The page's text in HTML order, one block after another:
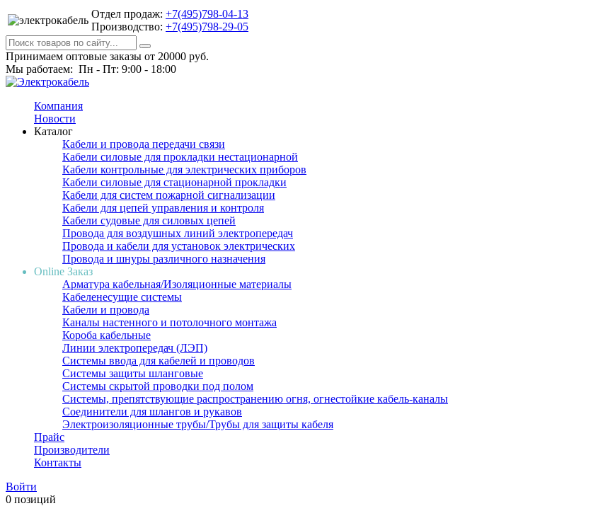
Отдел продаж: +7(495)798-04-13
Производство: +7(495)798-29-05
Принимаем оптовые заказы от 20000 руб.
Мы работаем: Пн - Пт: 9:00 - 18:00
Компания
Новости
Каталог
Кабели и провода передачи связи
Кабели силовые для прокладки нестационарной
Кабели контрольные для электрических приборов
Кабели силовые для стационарной прокладки
Кабели для систем пожарной сигнализации
Кабели для цепей управления и контроля
Кабели судовые для силовых цепей
Провода для воздушных линий электропередач
Провода и кабели для установок электрических
Провода и шнуры различного назначения
Online Заказ
Арматура кабельная/Изоляционные материалы
Кабеленесущие системы
Кабели и провода
Каналы настенного и потолочного монтажа
Короба кабельные
Линии электропередач (ЛЭП)
Системы ввода для кабелей и проводов
Системы защиты шланговые
Системы скрытой проводки под полом
Системы, препятствующие распространению огня, огнестойкие кабель-каналы
Соединители для шлангов и рукавов
Электроизоляционные трубы/Трубы для защиты кабеля
Прайс
Производители
Контакты
Войти
0 позиций